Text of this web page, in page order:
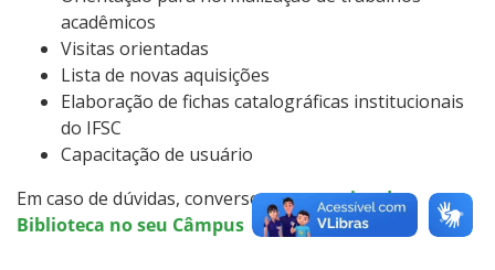
acadêmicos
Visitas orientadas
Lista de novas aquisições
Elaboração de fichas catalográficas institucionais
do IFSC
Capacitação de usuário
Em caso de dúvidas, converse com aequipe de
Biblioteca no seu Câmpus
.